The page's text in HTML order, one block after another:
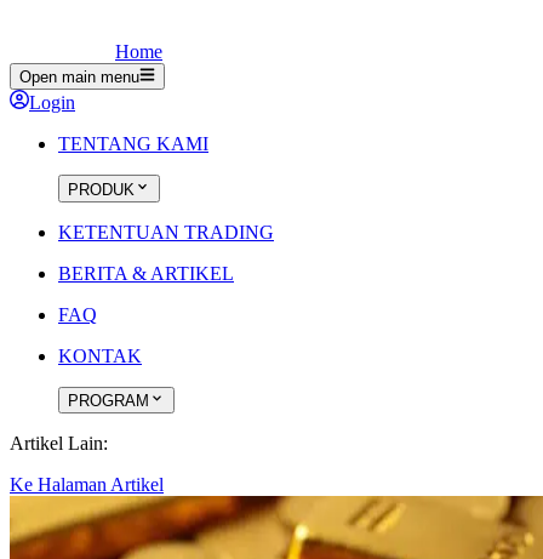
Home
Open main menu
Login
TENTANG KAMI
PRODUK
KETENTUAN TRADING
BERITA & ARTIKEL
FAQ
KONTAK
PROGRAM
Artikel Lain:
Ke Halaman Artikel